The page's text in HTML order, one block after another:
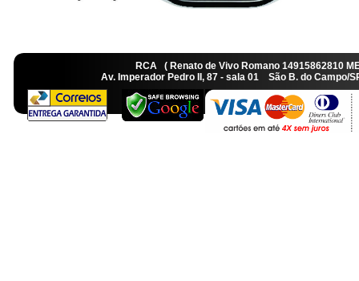
RCA ( Renato de Vivo Romano
Av. Imperador Pedro II, 87 - sala 01 São B. do